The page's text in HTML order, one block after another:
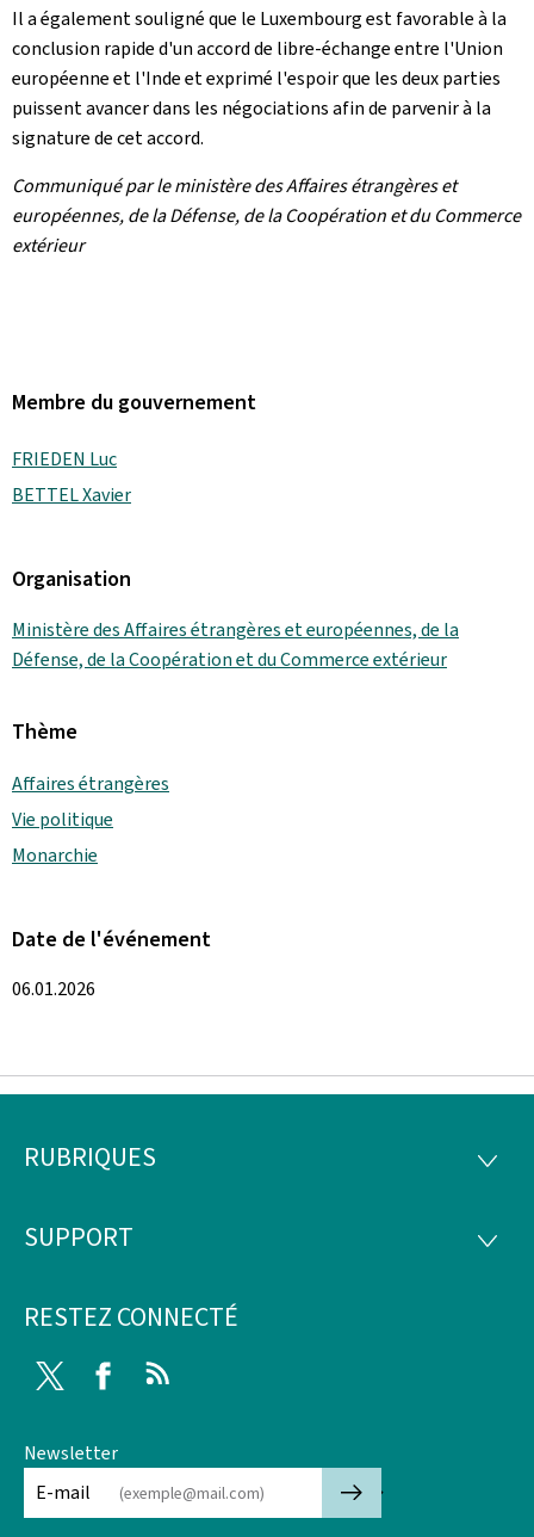
Il a également souligné que le Luxembourg est favorable à la
conclusion rapide d'un accord de libre-échange entre l'Union
européenne et l'Inde et exprimé l'espoir que les deux parties
puissent avancer dans les négociations afin de parvenir à la
signature de cet accord.
Communiqué par le ministère des Affaires étrangères et
européennes, de la Défense, de la Coopération et du Commerce
extérieur
Membre du gouvernement
FRIEDEN Luc
BETTEL Xavier
Organisation
Ministère des Affaires étrangères et européennes, de la
Défense, de la Coopération et du Commerce extérieur
Thème
Affaires étrangères
Vie politique
Monarchie
Date de l'événement
06.01.2026
Pied
page
RUBRIQUES
SUPPORT
RESTEZ CONNECTÉ
Twitter Facebook
Newsletter
E-mail
🡒